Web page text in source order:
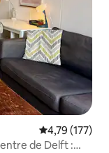
Évaluation
4,79 (177)
de Delft :